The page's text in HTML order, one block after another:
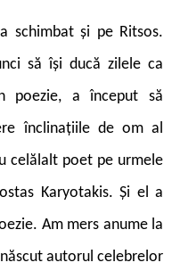
schimbat și pe Ritsos.
să își ducă zilele ca
poezie, a început să
înclinațiile de om al
celălalt poet pe urmele
Karyotakis. Și el a
Am mers anume la
autorul celebrelor